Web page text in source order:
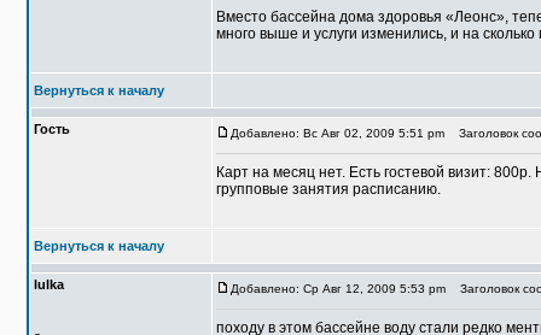
Вместо бассейна дома здоровья «Леонс»,
много выше и услуги изменились, и на
Вернуться к началу
Гость Добавлено: Вс Авг 02, 2009 5:51 pm Заголовок
Карт на месяц нет. Есть гостевой визит:
групповые занятия расписанию.
Вернуться к началу
lulka Добавлено: Ср Авг 12, 2009 5:53 pm Заголовок
походу в этом бассейне воду стали редко